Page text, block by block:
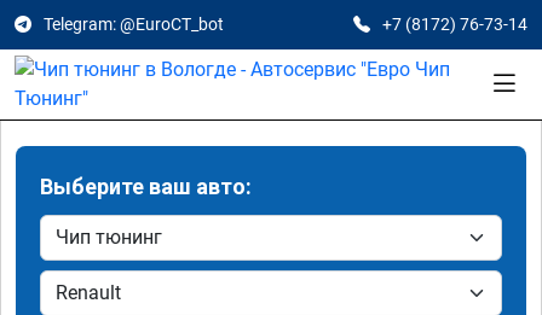
Telegram: @EuroCT_bot +7 (8172) 76-73-14
Выберите ваш авто: